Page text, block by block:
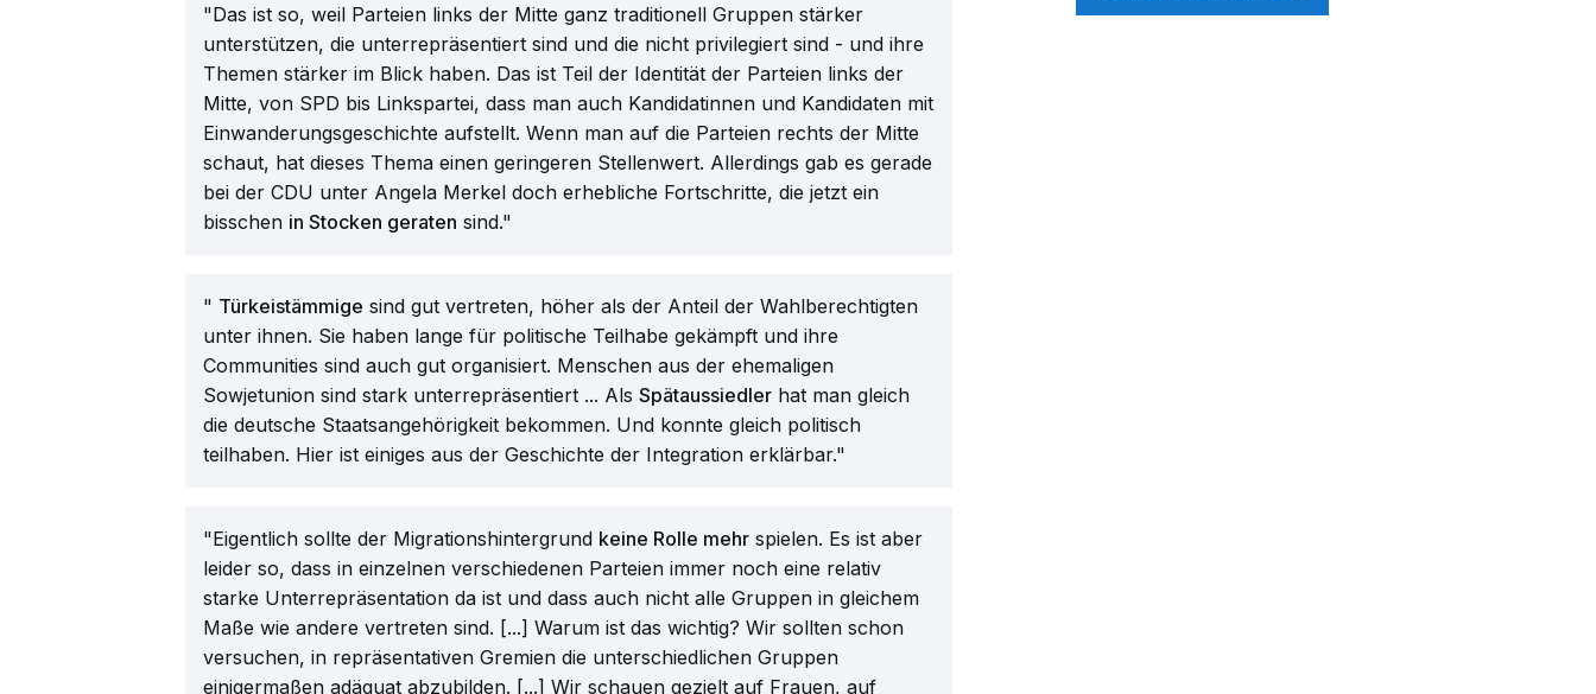
"Das ist so, weil Parteien links der Mitte ganz traditionell Gruppen stärker
unterstützen, die unterrepräsentiert sind und die nicht privilegiert sind - und ihre
Themen stärker im Blick haben. Das ist Teil der Identität der Parteien links der
Mitte, von SPD bis Linkspartei, dass man auch Kandidatinnen und Kandidaten mit
Einwanderungsgeschichte aufstellt. Wenn man auf die Parteien rechts der Mitte
schaut, hat dieses Thema einen geringeren Stellenwert. Allerdings gab es gerade
bei der CDU unter Angela Merkel doch erhebliche Fortschritte, die jetzt ein
bisschen in Stocken geraten sind."
" Türkeistämmige sind gut vertreten, höher als der Anteil der Wahlberechtigten
unter ihnen. Sie haben lange für politische Teilhabe gekämpft und ihre
Communities sind auch gut organisiert. Menschen aus der ehemaligen
Sowjetunion sind stark unterrepräsentiert ... Als Spätaussiedler hat man gleich
die deutsche Staatsangehörigkeit bekommen. Und konnte gleich politisch
teilhaben. Hier ist einiges aus der Geschichte der Integration erklärbar."
"Eigentlich sollte der Migrationshintergrund keine Rolle mehr spielen. Es ist aber
leider so, dass in einzelnen verschiedenen Parteien immer noch eine relativ
starke Unterrepräsentation da ist und dass auch nicht alle Gruppen in gleichem
Maße wie andere vertreten sind. [...] Warum ist das wichtig? Wir sollten schon
versuchen, in repräsentativen Gremien die unterschiedlichen Gruppen
einigermaßen adäquat abzubilden. [...] Wir schauen gezielt auf Frauen, auf